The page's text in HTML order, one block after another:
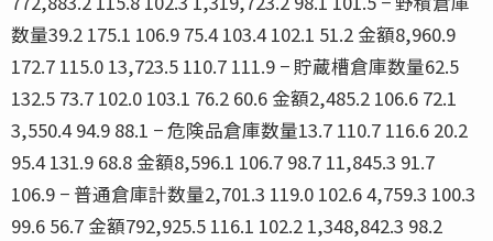
数量39.2 175.1 106.9 75.4 103.4 102.1 51.2 金額8,960.9
172.7 115.0 13,723.5 110.7 111.9 − 貯蔵槽倉庫数量62.5
132.5 73.7 102.0 103.1 76.2 60.6 金額2,485.2 106.6 72.1
3,550.4 94.9 88.1 − 危険品倉庫数量13.7 110.7 116.6 20.2
95.4 131.9 68.8 金額8,596.1 106.7 98.7 11,845.3 91.7
106.9 − 普通倉庫計数量2,701.3 119.0 102.6 4,759.3 100.3
99.6 56.7 金額792,925.5 116.1 102.2 1,348,842.3 98.2